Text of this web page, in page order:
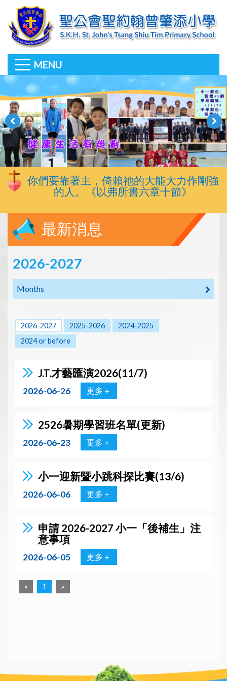
MENU
你們要靠著主，倚賴祂的大能大力作剛強
的人。《以弗所書六章十節》
最新消息
2026-2027
Months
2026-2027 2025-2026
2024-2025
2024 or before
J.T.才藝匯演2026(11/7)
2026-06-26 更多＋
2526暑期學習班名單(更新)
2026-06-23 更多＋
小一迎新暨小跳科探比賽(13/6)
2026-06-06 更多＋
申請 2026-2027 小一「後補生」注
意事項
2026-06-05 更多＋
« 1 »